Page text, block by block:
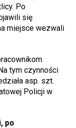
Po
się
miejsce wezwali
tym czynności
asp. szt.
Policji w
po